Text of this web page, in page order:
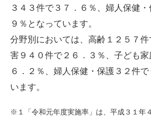
３４３件で３７．６％、婦人保健・
９％となっています。
分野別においては、高齢１２５７
害９４０件で２６．３％、子ども家
６．２％、婦人保健・保護３２件
います。
※１「令和元年度実施率」は、平成３１年